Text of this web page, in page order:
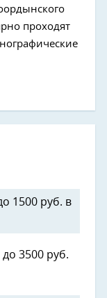
проходят
1500 руб. в
до 3500 руб.